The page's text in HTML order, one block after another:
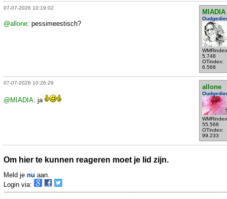
07-07-2026 10:19:02
MIADIA
5.748
OTindex:
6.568
@allone: pessimeestisch?
07-07-2026 10:26:29
allone
55.568
OTindex:
99.233
@MIADIA: ja
Om hier te kunnen reageren moet je lid zijn.
Meld je nu aan.
Login via: